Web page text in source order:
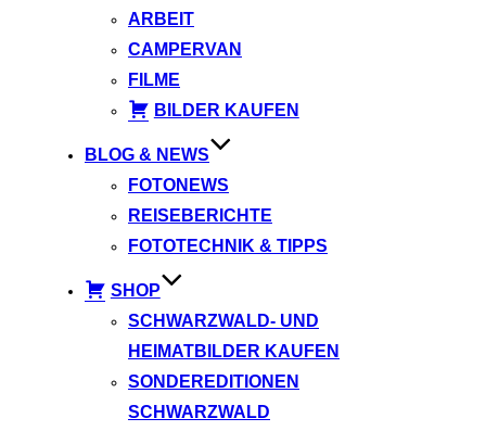
ARBEIT
CAMPERVAN
FILME
BILDER KAUFEN
BLOG & NEWS
FOTONEWS
REISEBERICHTE
FOTOTECHNIK & TIPPS
SHOP
SCHWARZWALD- UND
HEIMATBILDER KAUFEN
SONDEREDITIONEN
SCHWARZWALD